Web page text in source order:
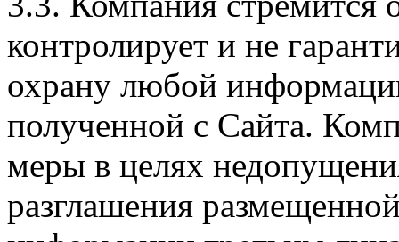
контролирует и не
охрану любой
полученной с Сайта.
меры в целях
разглашения